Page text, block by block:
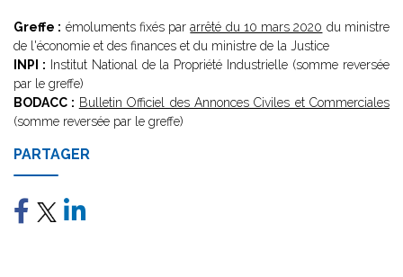
Greffe : émoluments fixés pararrêté du 10 mars 2020 du ministre
de l'économie et des finances et du ministre de la Justice
INPI : Institut National de la Propriété Industrielle (somme reversée
par le greffe)
BODACC : Bulletin Officiel des Annonces Civiles et Commerciales
(somme reversée par le greffe)
PARTAGER